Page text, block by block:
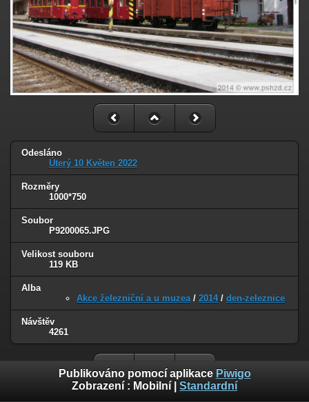
Odesláno
Úterý 10 Květen 2022
Rozměry
1000*750
Soubor
P9200065.JPG
Velikost souboru
119 KB
Alba
Akce železniční a u muzea/ 2014/ den-zeleznice
Návštěv
4261
Publikováno pomocí aplikace Piwigo
Zobrazení : Mobilní Standardní